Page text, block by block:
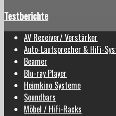
Testberichte
AV Receiver/ Verstärker
Auto-Lautsprecher & HiFi-
Beamer
Blu-ray Player
Heimkino Systeme
Soundbars
Möbel / HiFi-Racks